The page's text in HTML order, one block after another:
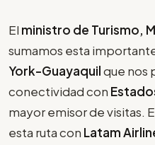
El ministro de Turismo,
sumamos esta
York-Guayaquilque nos
conectividad con
mayor emisor de visitas.
esta ruta con Latam